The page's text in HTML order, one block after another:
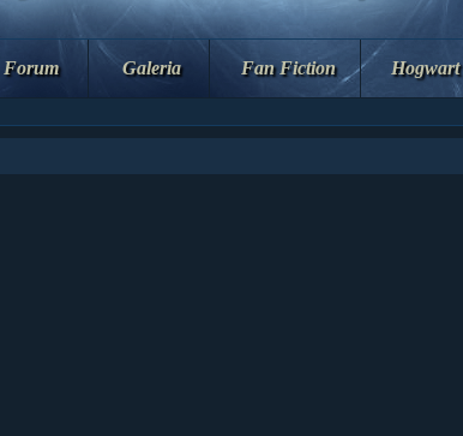
Forum Galeria Fan Fiction Hogwart